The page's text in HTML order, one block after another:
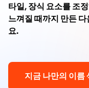
타일, 장식 요소를 조
느껴질 때까지 만든
요.
지금 나만의 이름